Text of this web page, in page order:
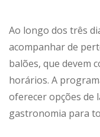
Ao longo dos três
acompanhar de
balões, que devem
horários. A
oferecer opções de
gastronomia para